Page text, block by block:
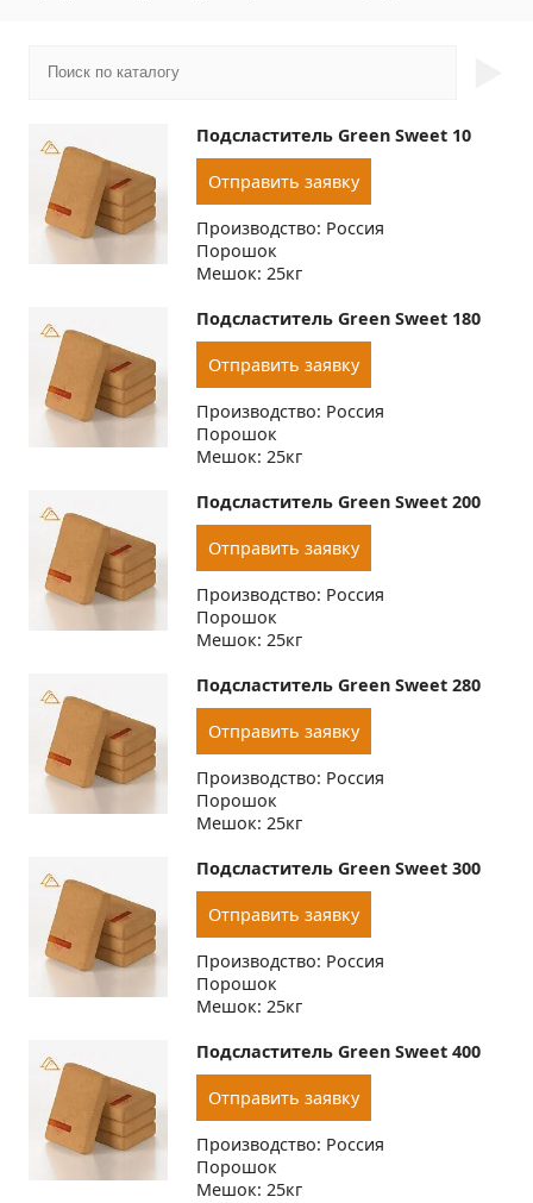
Подсластитель Green Sweet 10
Отправить заявку
Производство: Россия
Порошок
Мешок: 25кг
Подсластитель Green Sweet 180
Отправить заявку
Производство: Россия
Порошок
Мешок: 25кг
Подсластитель Green Sweet 200
Отправить заявку
Производство: Россия
Порошок
Мешок: 25кг
Подсластитель Green Sweet 280
Отправить заявку
Производство: Россия
Порошок
Мешок: 25кг
Подсластитель Green Sweet 300
Отправить заявку
Производство: Россия
Порошок
Мешок: 25кг
Подсластитель Green Sweet 400
Отправить заявку
Производство: Россия
Порошок
Мешок: 25кг